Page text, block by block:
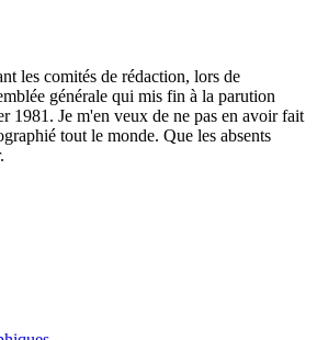
les comités de rédaction, lors de
générale qui mis fin à la parution
1981. Je m'en veux de ne pas en avoir fait
tout le monde. Que les absents